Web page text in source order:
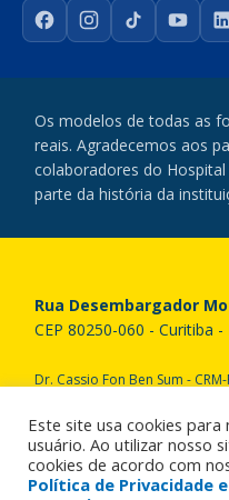
FacebookInstagram
TikTok
Os modelos de todas as
reais. Agradecemos aos
colaboradores do
parte da história da
Rua Desembargador
CEP 80250-060 - Curitiba -
Dr. Cassio Fon Ben Sum -
reservados. All rights
Este site usa cookies
usuário. Ao utilizar nosso
cookies de acordo com
Política de Privacidade